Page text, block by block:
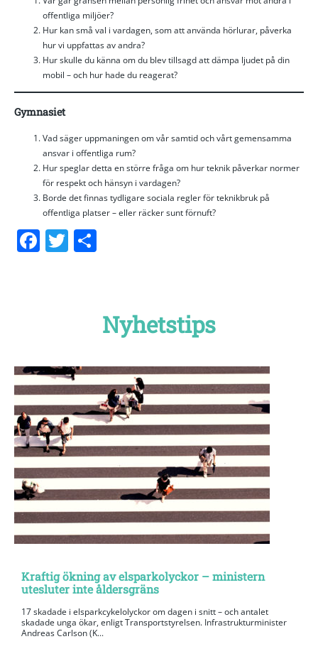
offentliga miljöer?
Hur kan små val i vardagen, som att använda hörlurar, påverka
hur vi uppfattas av andra?
Hur skulle du känna om du blev tillsagd att dämpa ljudet på din
mobil – och hur hade du reagerat?
Gymnasiet
Vad säger uppmaningen om vår samtid och vårt gemensamma
ansvar i offentliga rum?
Hur speglar detta en större fråga om hur teknik påverkar normer
för respekt och hänsyn i vardagen?
Borde det finnas tydligare sociala regler för teknikbruk på
offentliga platser – eller räcker sunt förnuft?
Facebook
Twitter
Nyhetstips
Kraftig ökning av elsparkolyckor – ministern
utesluter inte åldersgräns
17 skadade i elsparkcykelolyckor om dagen i snitt – och antalet
skadade unga ökar, enligt Transportstyrelsen. Infrastrukturminister
Andreas Carlson (K...